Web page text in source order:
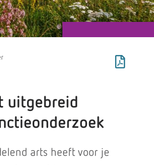
uitgebreid
arts heeft voor je